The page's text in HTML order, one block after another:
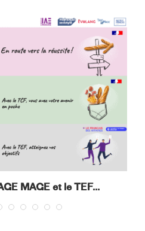
MAGE et le TEF...